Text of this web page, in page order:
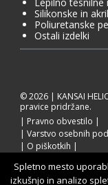
Silikonske in
Poliuretanske
Ostali izdelki
© 2026 | KANSAI
pravice pridržane.
Pravno obvestilo
Varstvo osebnih
O piškotkih
Spletno mesto
izkušnjo in analizo